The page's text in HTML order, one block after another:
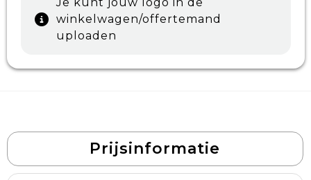
winkelwagen/offertemand
uploaden
Prijsinformatie